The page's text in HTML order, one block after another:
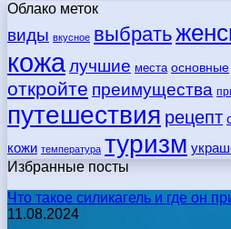
Облако меток
виды вкусное выбрать
кожалучшие места основные
откройте преимущества
путешествия рецепт
кожи температура туризм
Избранные посты
Что такое силикагель и где он
11.08.2024